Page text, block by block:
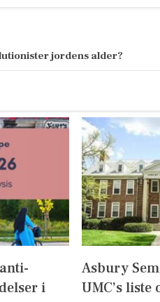
jordens alder?
i
Asbury
UMC’s liste